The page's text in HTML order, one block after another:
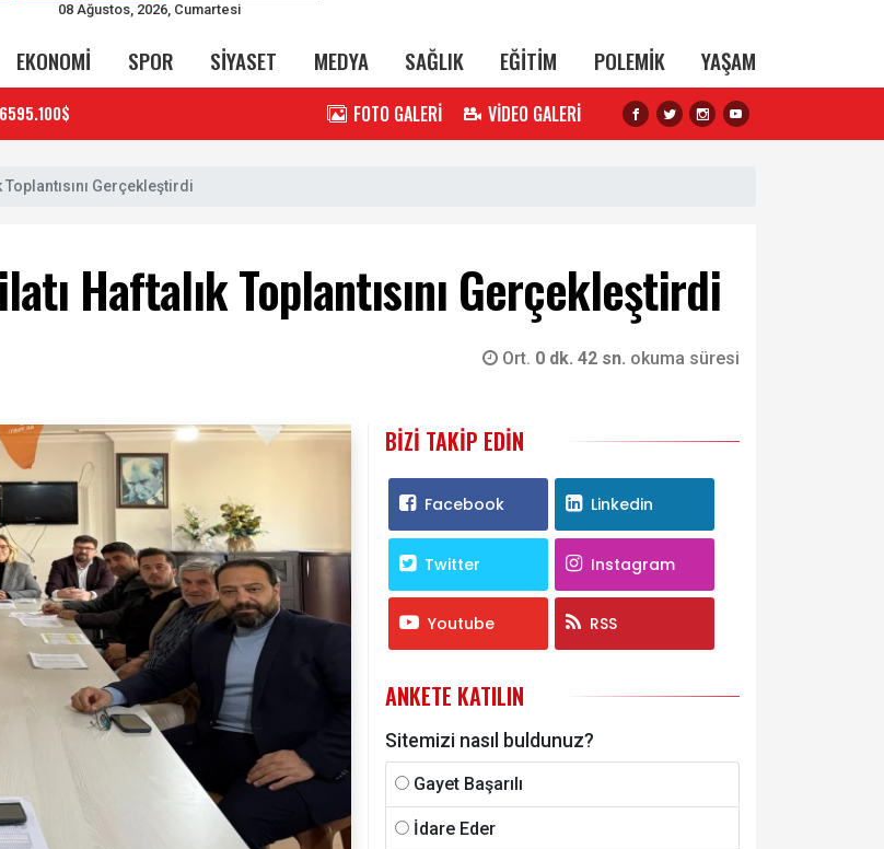
08 Ağustos, 2026, Cumartesi
EKONOMİ SPOR SİYASET MEDYA SAĞLIK EĞİTİM POLEMİK YAŞAM
FOTO GALERİ VİDEO GALERİ
Gerçekleştirdi
Haftalık Toplantısını Gerçekleştirdi
Ort. 0 dk. 42 sn. okuma süresi
BIZI TAKIP EDIN
Facebook Linkedin
Twitter Instagram
Youtube RSS
ANKETE KATILIN
Sitemizi nasıl buldunuz?
Gayet Başarılı
İdare Eder